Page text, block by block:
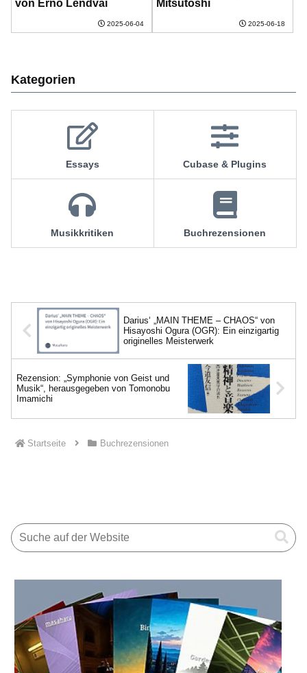
von Ernő Lendvai
2025-06-04
Mitsutoshi
2025-06-18
Kategorien
Essays Cubase & Plugins
Musikkritiken Buchrezensionen
Darius‘ „MAIN THEME – CHAOS“ von
Hisayoshi Ogura (OGR): Ein einzigartig
originelles Meisterwerk
Rezension: „Symphonie von Geist und
Musik“, herausgegeben von Tomonobu
Imamichi
Startseite Buchrezensionen